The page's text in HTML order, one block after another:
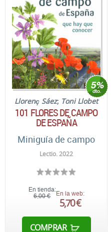
Llorenç Sáez; Toni Llobet
101 FLORES DE CAMPO
DE ESPAÑA
Miniguía de campo
Lectio. 2022
En tienda:
6,00 €
En la web:
5,70 €
COMPRAR